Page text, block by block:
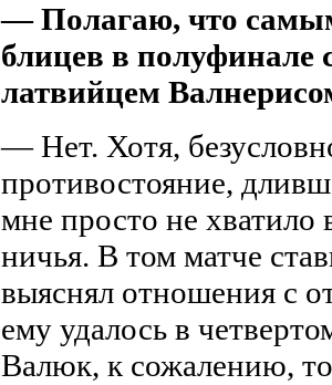
— Полагаю, что
блицев в полуфинале
латвийцем
— Нет. Хотя,
противостояние,
мне просто не
ничья. В том матче
выяснял отношения с
ему удалось в
Валюк, к сожалению,